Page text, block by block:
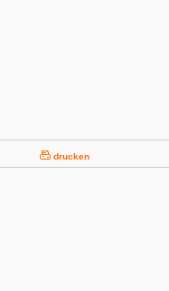
drucken